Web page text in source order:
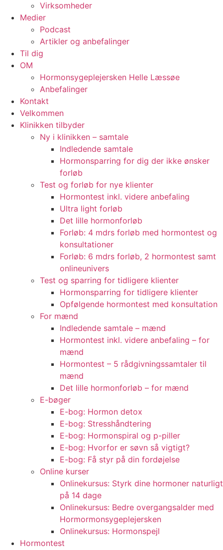
Virksomheder
Medier
Podcast
Artikler og anbefalinger
Til dig
OM
Hormonsygeplejersken Helle Læssøe
Anbefalinger
Kontakt
Velkommen
Klinikken tilbyder
Ny i klinikken – samtale
Indledende samtale
Hormonsparring for dig der ikke ønsker
forløb
Test og forløb for nye klienter
Hormontest inkl. videre anbefaling
Ultra light forløb
Det lille hormonforløb
Forløb: 4 mdrs forløb med hormontest og
konsultationer
Forløb: 6 mdrs forløb, 2 hormontest samt
onlineunivers
Test og sparring for tidligere klienter
Hormonsparring for tidligere klienter
Opfølgende hormontest med konsultation
For mænd
Indledende samtale – mænd
Hormontest inkl. videre anbefaling – for
mænd
Hormontest – 5 rådgivningssamtaler til
mænd
Det lille hormonforløb – for mænd
E-bøger
E-bog: Hormon detox
E-bog: Stresshåndtering
E-bog: Hormonspiral og p-piller
E-bog: Hvorfor er søvn så vigtigt?
E-bog: Få styr på din fordøjelse
Online kurser
Onlinekursus: Styrk dine hormoner naturligt
på 14 dage
Onlinekursus: Bedre overgangsalder med
Hormormonsygeplejersken
Onlinekursus: Hormonspejl
Hormontest